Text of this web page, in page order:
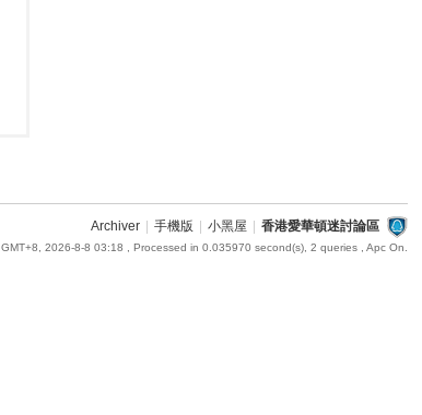
Archiver 手機版 小黑屋 香港愛華頓迷討論區
GMT+8, 2026-8-8 03:18 , Processed in 0.035970 second(s), 2 queries , Apc On.